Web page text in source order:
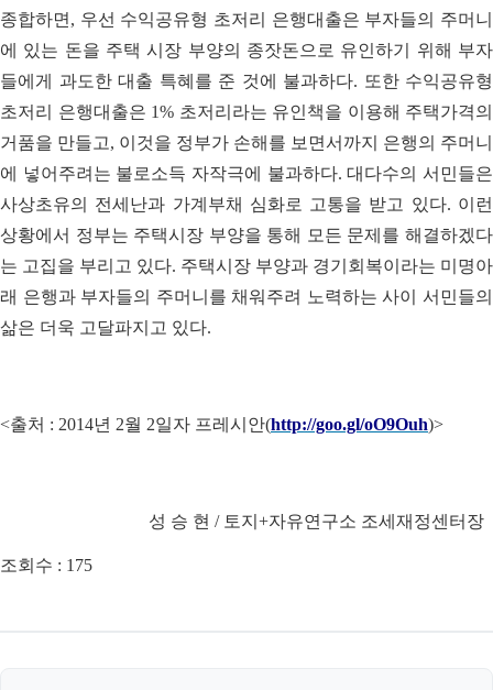
종합하면, 우선 수익공유형 초저리 은행대출은 부자들의 주머니
에 있는 돈을 주택 시장 부양의 종잣돈으로 유인하기 위해 부자
들에게 과도한 대출 특혜를 준 것에 불과하다. 또한 수익공유형
초저리 은행대출은 1% 초저리라는 유인책을 이용해 주택가격의
거품을 만들고, 이것을 정부가 손해를 보면서까지 은행의 주머니
에 넣어주려는 불로소득 자작극에 불과하다. 대다수의 서민들은
사상초유의 전세난과 가계부채 심화로 고통을 받고 있다. 이런
상황에서 정부는 주택시장 부양을 통해 모든 문제를 해결하겠다
는 고집을 부리고 있다. 주택시장 부양과 경기회복이라는 미명아
래 은행과 부자들의 주머니를 채워주려 노력하는 사이 서민들의
삶은 더욱 고달파지고 있다.
<출처 : 2014년 2월 2일자 프레시안(http://goo.gl/oO9Ouh)>
성 승 현 / 토지+자유연구소 조세재정센터장
조회수 : 175